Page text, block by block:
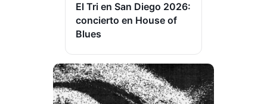
El Tri en San Diego 2026:
concierto en House of
Blues